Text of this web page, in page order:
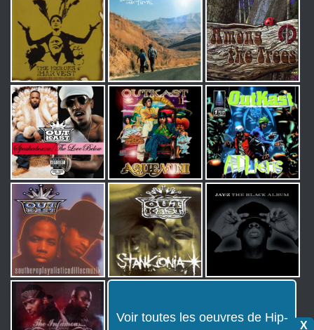
Voir toutes les oeuvres de Hip-
X